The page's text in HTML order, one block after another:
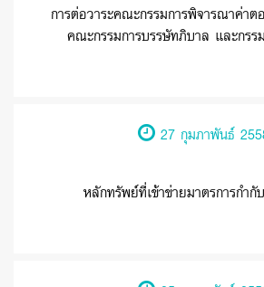
การต่อวาระคณะกรรมการพิจารณาค่า
คณะกรรมการบรรษัทภิบาล และกรร
27 กุมภาพันธ์
หลักทรัพย์ที่เข้าข่ายมาตรการกำกั